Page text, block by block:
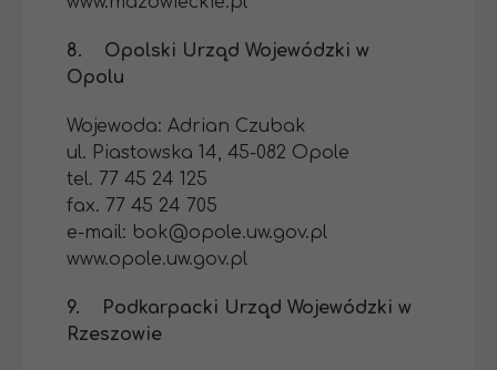
8. Opolski Urząd Wojewódzki w
Opolu
Wojewoda: Adrian Czubak
ul. Piastowska 14, 45-082 Opole
tel. 77 45 24 125
fax. 77 45 24 705
e-mail: bok@opole.uw.gov.pl
www.opole.uw.gov.pl
9. Podkarpacki Urząd Wojewódzki w
Rzeszowie